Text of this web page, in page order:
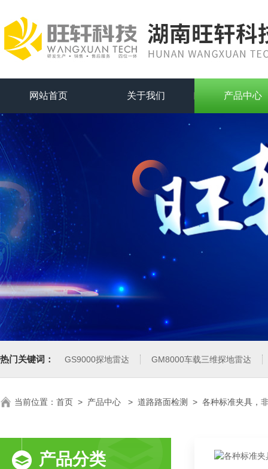
网站首页 关于我们 产品中心
热门关键词： GS9000探地雷达 GM8000车载三维探地雷达
当前位置： 首页 > 产品中心 > 道路路面检测 > 各种标准夹具，
产品分类